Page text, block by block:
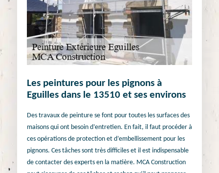
Les peintures pour les pignons à
Eguilles dans le 13510 et ses environs
Des travaux de peinture se font pour toutes les surfaces des
maisons qui ont besoin d’entretien. En fait, il faut procéder à
ces opérations de protection et d’embellissement pour les
pignons. Ces tâches sont très difficiles et il est indispensable
de contacter des experts en la matière. MCA Construction